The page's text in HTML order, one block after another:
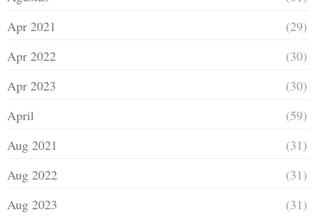
Apr 2021
(29)
Apr 2022
(30)
Apr 2023
(30)
April
(59)
Aug 2021
(31)
Aug 2022
(31)
Aug 2023
(31)